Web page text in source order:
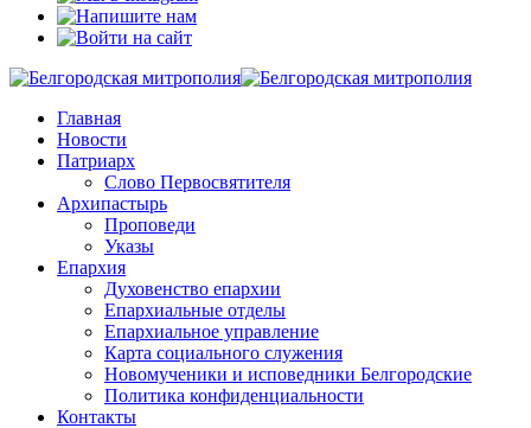
Главная
Новости
Патриарх
Слово Первосвятителя
Архипастырь
Проповеди
Указы
Епархия
Духовенство епархии
Епархиальные отделы
Епархиальное управление
Карта социального служения
Новомученики и исповедники Белгородские
Политика конфиденциальности
Контакты